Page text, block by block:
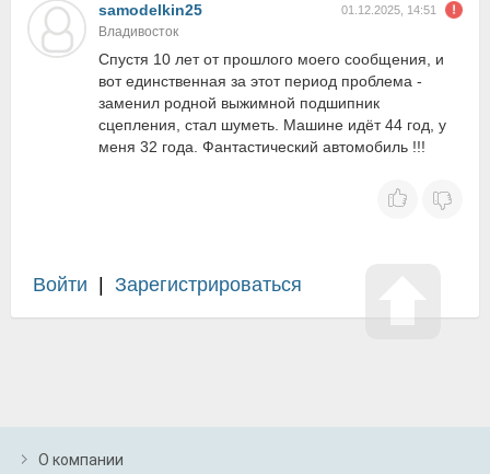
samodelkin25 01.12.2025, 14:51
Владивосток
Спустя 10 лет от прошлого моего сообщения, и
вот единственная за этот период проблема -
заменил родной выжимной подшипник
сцепления, стал шуметь. Машине идёт 44 год, у
меня 32 года. Фантастический автомобиль !!!
Войти Зарегистрироваться
О компании